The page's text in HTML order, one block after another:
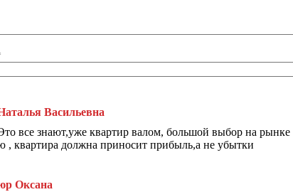
Васильевна
все знают,уже квартир валом, большой выбор на
, квартира должна приносит прибыль,а не убытки
Оксана